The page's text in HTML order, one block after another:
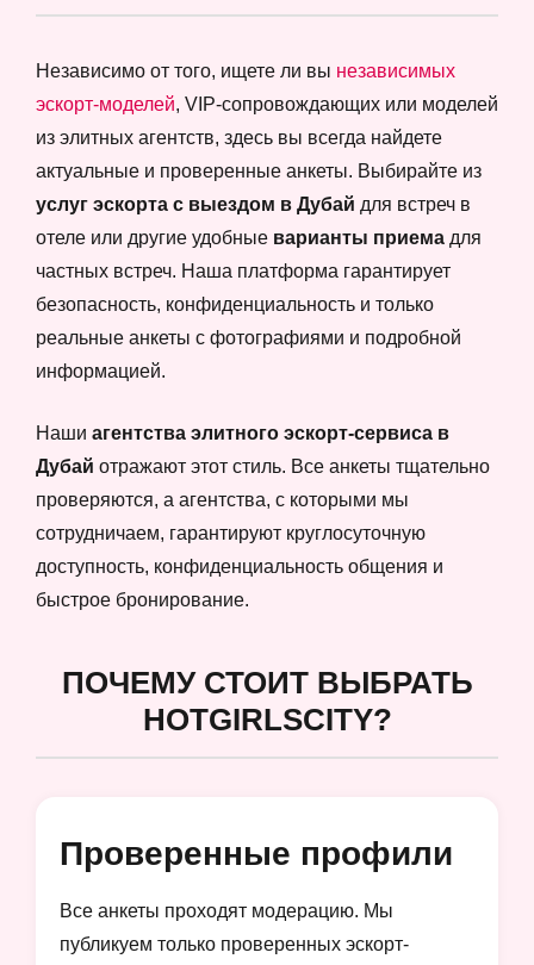
Независимо от того, ищете ли вы независимых
эскорт-моделей, VIP-сопровождающих или моделей
из элитных агентств, здесь вы всегда найдете
актуальные и проверенные анкеты. Выбирайте из
услуг эскорта с выездом в Дубай для встреч в
отеле или другие удобные варианты приема для
частных встреч. Наша платформа гарантирует
безопасность, конфиденциальность и только
реальные анкеты с фотографиями и подробной
информацией.
Наши агентства элитного эскорт-сервиса в
Дубай отражают этот стиль. Все анкеты тщательно
проверяются, а агентства, с которыми мы
сотрудничаем, гарантируют круглосуточную
доступность, конфиденциальность общения и
быстрое бронирование.
ПОЧЕМУ СТОИТ ВЫБРАТЬ
HOTGIRLSCITY?
Проверенные профили
Все анкеты проходят модерацию. Мы
публикуем только проверенных эскорт-